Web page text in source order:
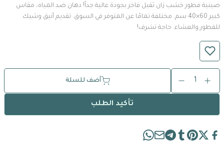
صينية فطور خشب زان ثقيل فاخر بجودة عالية جداً! دهان ضد المياه، مقاس
كبير 60×40 سم. مختلفة تمامًا عن المتوفر في السوق. تقديم أنيق وشيك
للفطور والعشاء. حاجة تشرف!
تأكيد الطلب
أضف للسلة 1